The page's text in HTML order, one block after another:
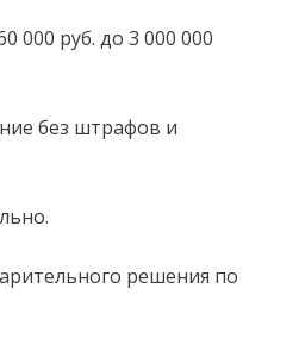
000 руб. до 3 000 000
без штрафов и
решения по